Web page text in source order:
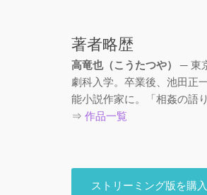
著者略歴
高竜也（こうたつや）
─ 東
劇科入学。卒業後、池田正
能小説作家に。「相姦の語
⇒ 作品一覧
ストリーミング版を購入